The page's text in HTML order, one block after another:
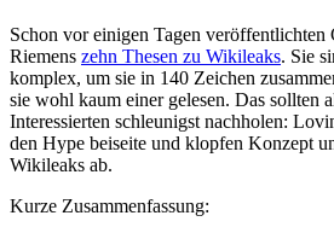
Schon vor einigen Tagen
Riemens zehn Thesen zu Wikileaks. Sie
komplex, um sie in 140 Zeichen
sie wohl kaum einer gelesen. Das sollten
Interessierten schleunigst nachholen:
den Hype beiseite und klopfen Konzept
Wikileaks ab.
Kurze Zusammenfassung: